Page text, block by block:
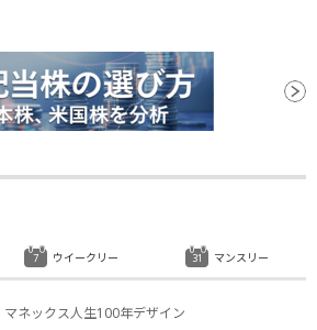
マネックス人生100年デザイン
ウイークリー マンスリー